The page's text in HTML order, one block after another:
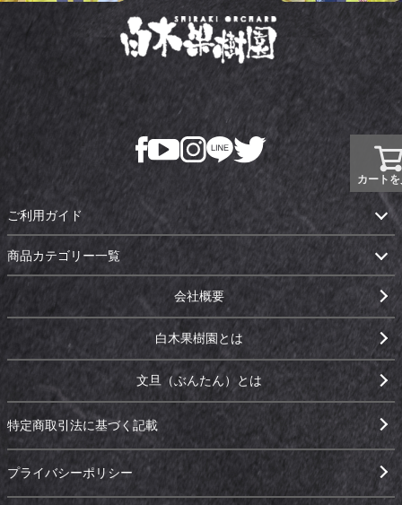
カート
ご利用ガイド
商品カテゴリー一覧
会社概要
白木果樹園とは
文旦（ぶんたん）とは
特定商取引法に基づく記載
プライバシーポリシー